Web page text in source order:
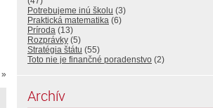
»
Potrebujeme inú školu (3)
Praktická matematika (6)
Príroda (13)
Rozprávky (5)
Stratégia štátu (55)
Toto nie je finančné poradenstvo (2)
Archív